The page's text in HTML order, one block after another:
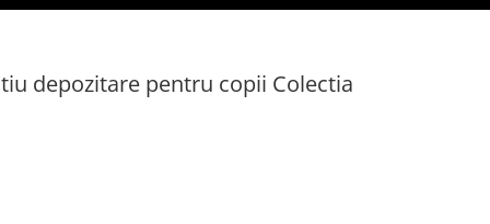
depozitare pentru copii Colectia